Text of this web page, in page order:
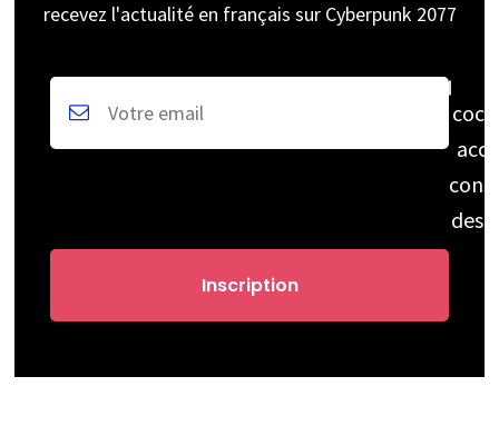
recevez l'actualité en français sur Cyberpunk 2077
des